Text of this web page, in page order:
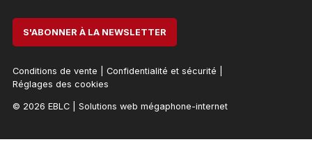
S'ABONNER À LA NEWSLETTER
Conditions de vente Confidentialité et sécurité
Réglages des cookies
© 2026 EBLC| Solutions web mégaphone-internet